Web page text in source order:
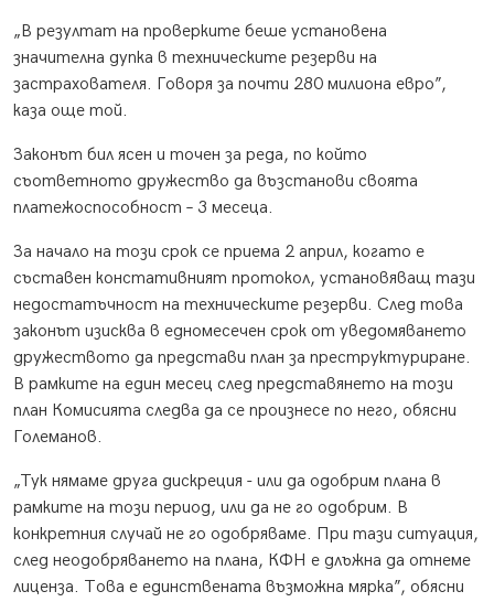
„В резултат на проверките беше установена
значителна дупка в техническите резерви на
застрахователя. Говоря за почти 280 милиона евро”,
каза още той.
Законът бил ясен и точен за реда, по който
съответното дружество да възстанови своята
платежоспособност – 3 месеца.
За начало на този срок се приема 2 април, когато е
съставен констативният протокол, установяващ тази
недостатъчност на техническите резерви. След това
законът изисква в едномесечен срок от уведомяването
дружеството да представи план за преструктуриране.
В рамките на един месец след представянето на този
план Комисията следва да се произнесе по него, обясни
Големанов.
„Тук нямаме друга дискреция - или да одобрим плана в
рамките на този период, или да не го одобрим. В
конкретния случай не го одобряваме. При тази ситуация,
след неодобряването на плана, КФН е длъжна да отнеме
лиценза. Това е единствената възможна мярка”, обясни